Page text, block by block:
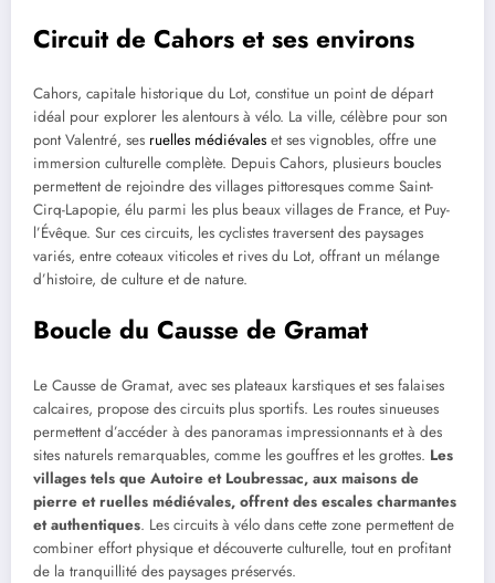
Circuit de Cahors et ses environs
Cahors, capitale historique du Lot, constitue un point de départ
idéal pour explorer les alentours à vélo. La ville, célèbre pour son
pont Valentré, ses ruelles médiévales et ses vignobles, offre une
immersion culturelle complète. Depuis Cahors, plusieurs boucles
permettent de rejoindre des villages pittoresques comme Saint-
Cirq-Lapopie, élu parmi les plus beaux villages de France, et Puy-
l’Évêque. Sur ces circuits, les cyclistes traversent des paysages
variés, entre coteaux viticoles et rives du Lot, offrant un mélange
d’histoire, de culture et de nature.
Boucle du Causse de Gramat
Le Causse de Gramat, avec ses plateaux karstiques et ses falaises
calcaires, propose des circuits plus sportifs. Les routes sinueuses
permettent d’accéder à des panoramas impressionnants et à des
sites naturels remarquables, comme les gouffres et les grottes. Les
villages tels que Autoire et Loubressac, aux maisons de
pierre et ruelles médiévales, offrent des escales charmantes
et authentiques. Les circuits à vélo dans cette zone permettent de
combiner effort physique et découverte culturelle, tout en profitant
de la tranquillité des paysages préservés.